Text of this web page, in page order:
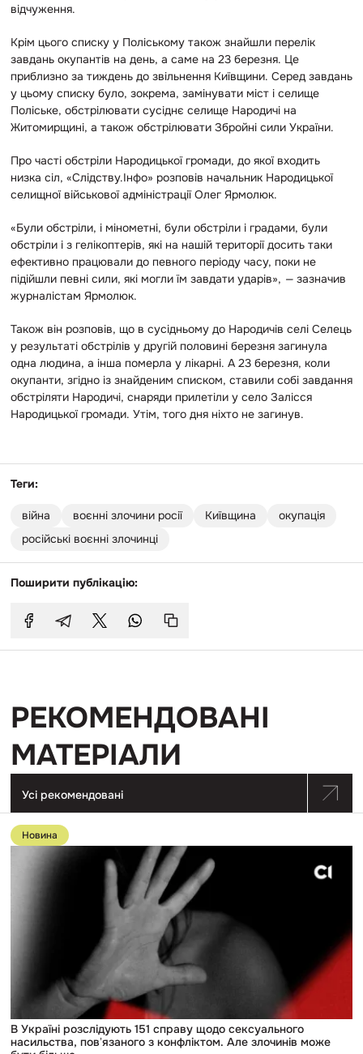
відчуження.
Крім цього списку у Поліському також знайшли перелік
завдань окупантів на день, а саме на 23 березня. Це
приблизно за тиждень до звільнення Київщини. Серед завдань
у цьому списку було, зокрема, замінувати міст і селище
Поліське, обстрілювати сусіднє селище Народичі на
Житомирщині, а також обстрілювати Збройні сили України.
Про часті обстріли Народицької громади, до якої входить
низка сіл, «Слідству.Інфо» розповів начальник Народицької
селищної військової адміністрації Олег Ярмолюк.
«Були обстріли, і мінометні, були обстріли і градами, були
обстріли і з гелікоптерів, які на нашій території досить таки
ефективно працювали до певного періоду часу, поки не
підійшли певні сили, які могли їм завдати ударів», — зазначив
журналістам Ярмолюк.
Також він розповів, що в сусідньому до Народичів селі Селець
у результаті обстрілів у другій половині березня загинула
одна людина, а інша померла у лікарні. А 23 березня, коли
окупанти, згідно із знайденим списком, ставили собі завдання
обстріляти Народичі, снаряди прилетіли у село Залісся
Народицької громади. Утім, того дня ніхто не загинув.
Теги:
війна воєнні злочини росії Київщина
окупація
російські воєнні злочинці
Поширити публікацію:
РЕКОМЕНДОВАНІ
МАТЕРІАЛИ
Усі рекомендовані
Перейти
до
публікації
конфліктом.
може
бути
Новина
В Україні розслідують 151 справу щодо сексуального
насильства, повʼязаного з конфліктом. Але злочинів може